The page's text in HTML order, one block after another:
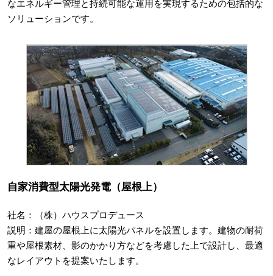
なエネルギー管理と持続可能な運用を実現するための包括的な
ソリューションです。
自家消費型太陽光発電（屋根上）
社名：（株）ハウスプロデュース
説明：建屋の屋根上に太陽光パネルを設置します。建物の耐荷
重や屋根素材、影のかかり方などを考慮した上で設計し、最適
なレイアウトを提案いたします。